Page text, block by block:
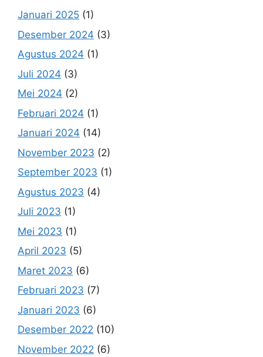
Januari 2025 (1)
Desember 2024 (3)
Agustus 2024 (1)
Juli 2024 (3)
Mei 2024 (2)
Februari 2024 (1)
Januari 2024 (14)
November 2023 (2)
September 2023 (1)
Agustus 2023 (4)
Juli 2023 (1)
Mei 2023 (1)
April 2023 (5)
Maret 2023 (6)
Februari 2023 (7)
Januari 2023 (6)
Desember 2022 (10)
November 2022 (6)